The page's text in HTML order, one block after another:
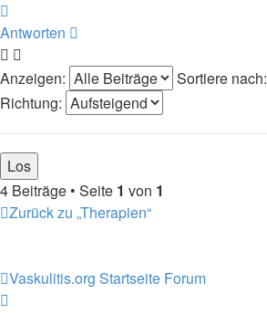
oben
Antworten
Anzeigen:
Sortiere nach:
Richtung:
4 Beiträge • Seite 1 von 1
Zurück zu „Therapien“
Vaskulitis.org Startseite Forum